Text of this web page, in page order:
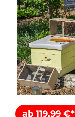
ab 119,99 €*